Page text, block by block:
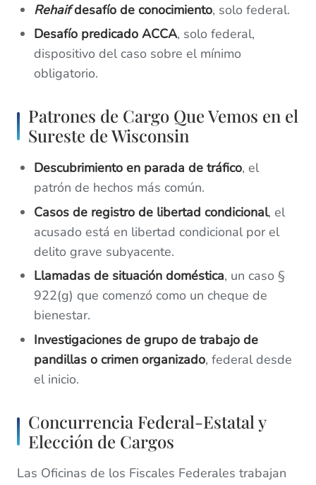
Rehaifdesafío de conocimiento, solo federal.
Desafío predicado ACCA, solo federal,
dispositivo del caso sobre el mínimo
obligatorio.
Patrones de Cargo Que Vemos en el
Sureste de Wisconsin
Descubrimiento en parada de tráfico, el
patrón de hechos más común.
Casos de registro de libertad condicional, el
acusado está en libertad condicional por el
delito grave subyacente.
Llamadas de situación doméstica, un caso §
922(g) que comenzó como un cheque de
bienestar.
Investigaciones de grupo de trabajo de
pandillas o crimen organizado, federal desde
el inicio.
Concurrencia Federal-Estatal y
Elección de Cargos
Las Oficinas de los Fiscales Federales trabajan